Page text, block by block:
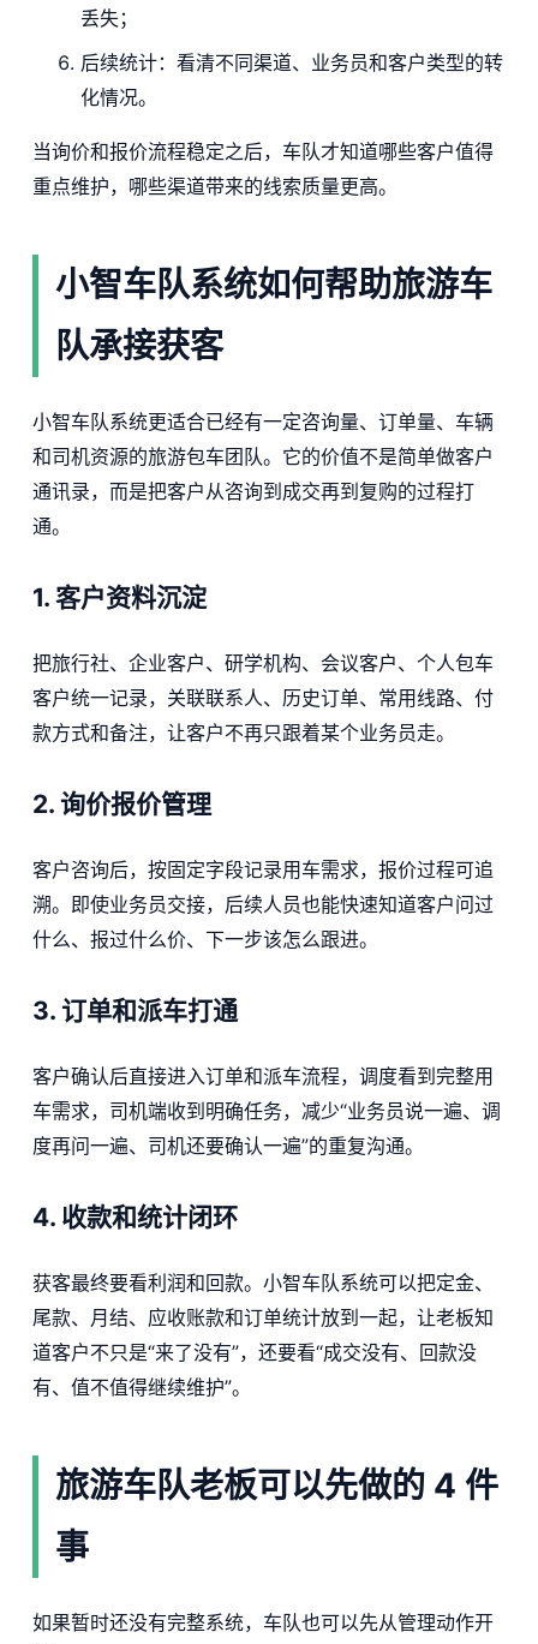
丢失；
后续统计：看清不同渠道、业务员和客户类型的转
化情况。
当询价和报价流程稳定之后，车队才知道哪些客户值得
重点维护，哪些渠道带来的线索质量更高。
小智车队系统如何帮助旅游车
队承接获客
小智车队系统更适合已经有一定咨询量、订单量、车辆
和司机资源的旅游包车团队。它的价值不是简单做客户
通讯录，而是把客户从咨询到成交再到复购的过程打
通。
1. 客户资料沉淀
把旅行社、企业客户、研学机构、会议客户、个人包车
客户统一记录，关联联系人、历史订单、常用线路、付
款方式和备注，让客户不再只跟着某个业务员走。
2. 询价报价管理
客户咨询后，按固定字段记录用车需求，报价过程可追
溯。即使业务员交接，后续人员也能快速知道客户问过
什么、报过什么价、下一步该怎么跟进。
3. 订单和派车打通
客户确认后直接进入订单和派车流程，调度看到完整用
车需求，司机端收到明确任务，减少“业务员说一遍、调
度再问一遍、司机还要确认一遍”的重复沟通。
4. 收款和统计闭环
获客最终要看利润和回款。小智车队系统可以把定金、
尾款、月结、应收账款和订单统计放到一起，让老板知
道客户不只是“来了没有”，还要看“成交没有、回款没
有、值不值得继续维护”。
旅游车队老板可以先做的 4 件
事
如果暂时还没有完整系统，车队也可以先从管理动作开